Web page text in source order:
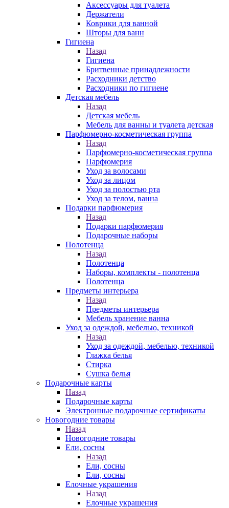
Аксессуары для туалета
Держатели
Коврики для ванной
Шторы для ванн
Гигиена
Назад
Гигиена
Бритвенные принадлежности
Расходники детство
Расходники по гигиене
Детская мебель
Назад
Детская мебель
Мебель для ванны и туалета детская
Парфюмерно-косметическая группа
Назад
Парфюмерно-косметическая группа
Парфюмерия
Уход за волосами
Уход за лицом
Уход за полостью рта
Уход за телом, ванна
Подарки парфюмерия
Назад
Подарки парфюмерия
Подарочные наборы
Полотенца
Назад
Полотенца
Наборы, комплекты - полотенца
Полотенца
Предметы интерьера
Назад
Предметы интерьера
Мебель хранение ванна
Уход за одеждой, мебелью, техникой
Назад
Уход за одеждой, мебелью, техникой
Глажка белья
Стирка
Сушка белья
Подарочные карты
Назад
Подарочные карты
Электронные подарочные сертификаты
Новогодние товары
Назад
Новогодние товары
Ели, сосны
Назад
Ели, сосны
Ели, сосны
Елочные украшения
Назад
Елочные украшения